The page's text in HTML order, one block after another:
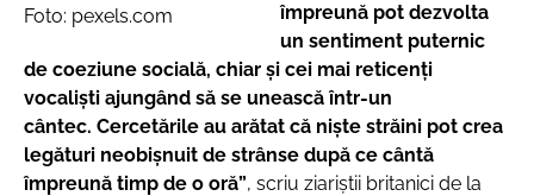
Foto: pexels.com
împreună pot dezvolta
un sentiment puternic
de coeziune socială, chiar și cei mai reticenți
vocaliști ajungând să se unească într-un
cântec. Cercetările au arătat că niște străini pot crea
legături neobișnuit de strânse după ce cântă
împreună timp de o oră”, scriu ziariştii britanici de la